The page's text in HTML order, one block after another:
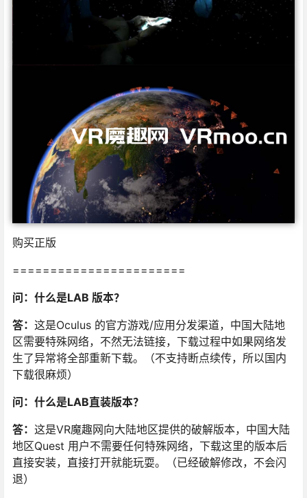
购买正版
=======================
问：什么是LAB 版本？
答： 这是Oculus 的官方游戏/应用分发渠道，中国大陆地
区需要特殊网络，不然无法链接，下载过程中如果网络发
生了异常将全部重新下载。（不支持断点续传，所以国内
下载很麻烦）
问：什么是LAB直装版本？
答： 这是VR魔趣网向大陆地区提供的破解版本，中国大陆
地区Quest 用户不需要任何特殊网络，下载这里的版本后
直接安装，直接打开就能玩耍。（已经破解修改，不会闪
退）